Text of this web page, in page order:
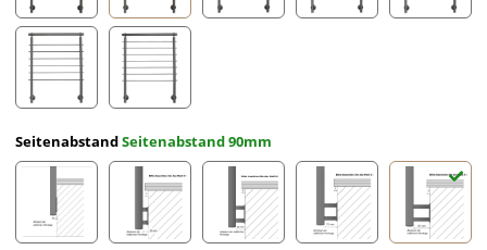
ohne Querstreben2 Querstreben
SeitenabstandSeitenabstand 90mm